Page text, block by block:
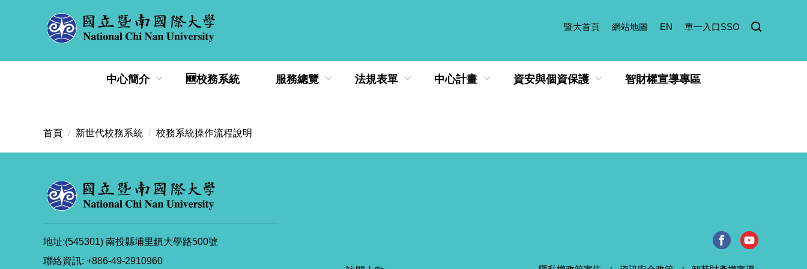
暨大首頁 網站地圖 EN 單一入口SSO
中心簡介 🆕校務系統 服務總覽 法規表單 中心計畫 資安與個資保護 智財權宣導專區
首頁 新世代校務系統 校務系統操作流程說明
地址:(545301) 南投縣埔里鎮大學路500號
聯絡資訊: +886-49-2910960